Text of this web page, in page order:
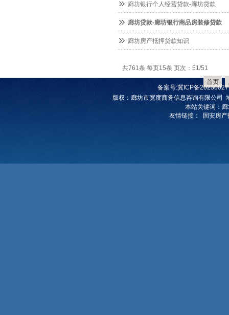
廊坊银行个人经营贷款-廊坊贷款
廊坊贷款-廊坊银行商品房装修贷款
廊坊房产抵押贷款知识
共761条 每页15条 页次：51/51
首页
备案号:冀ICP备
版权 ： 廊坊市宽度商务信息咨询有限公司
本站关键词：
友情链接：
固安房